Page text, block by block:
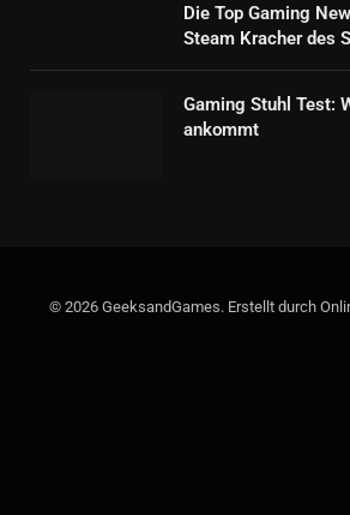
Die Top Gaming
Steam Kracher des
Gaming Stuhl Test:
ankommt
© 2026 GeeksandGames. Erstellt durch